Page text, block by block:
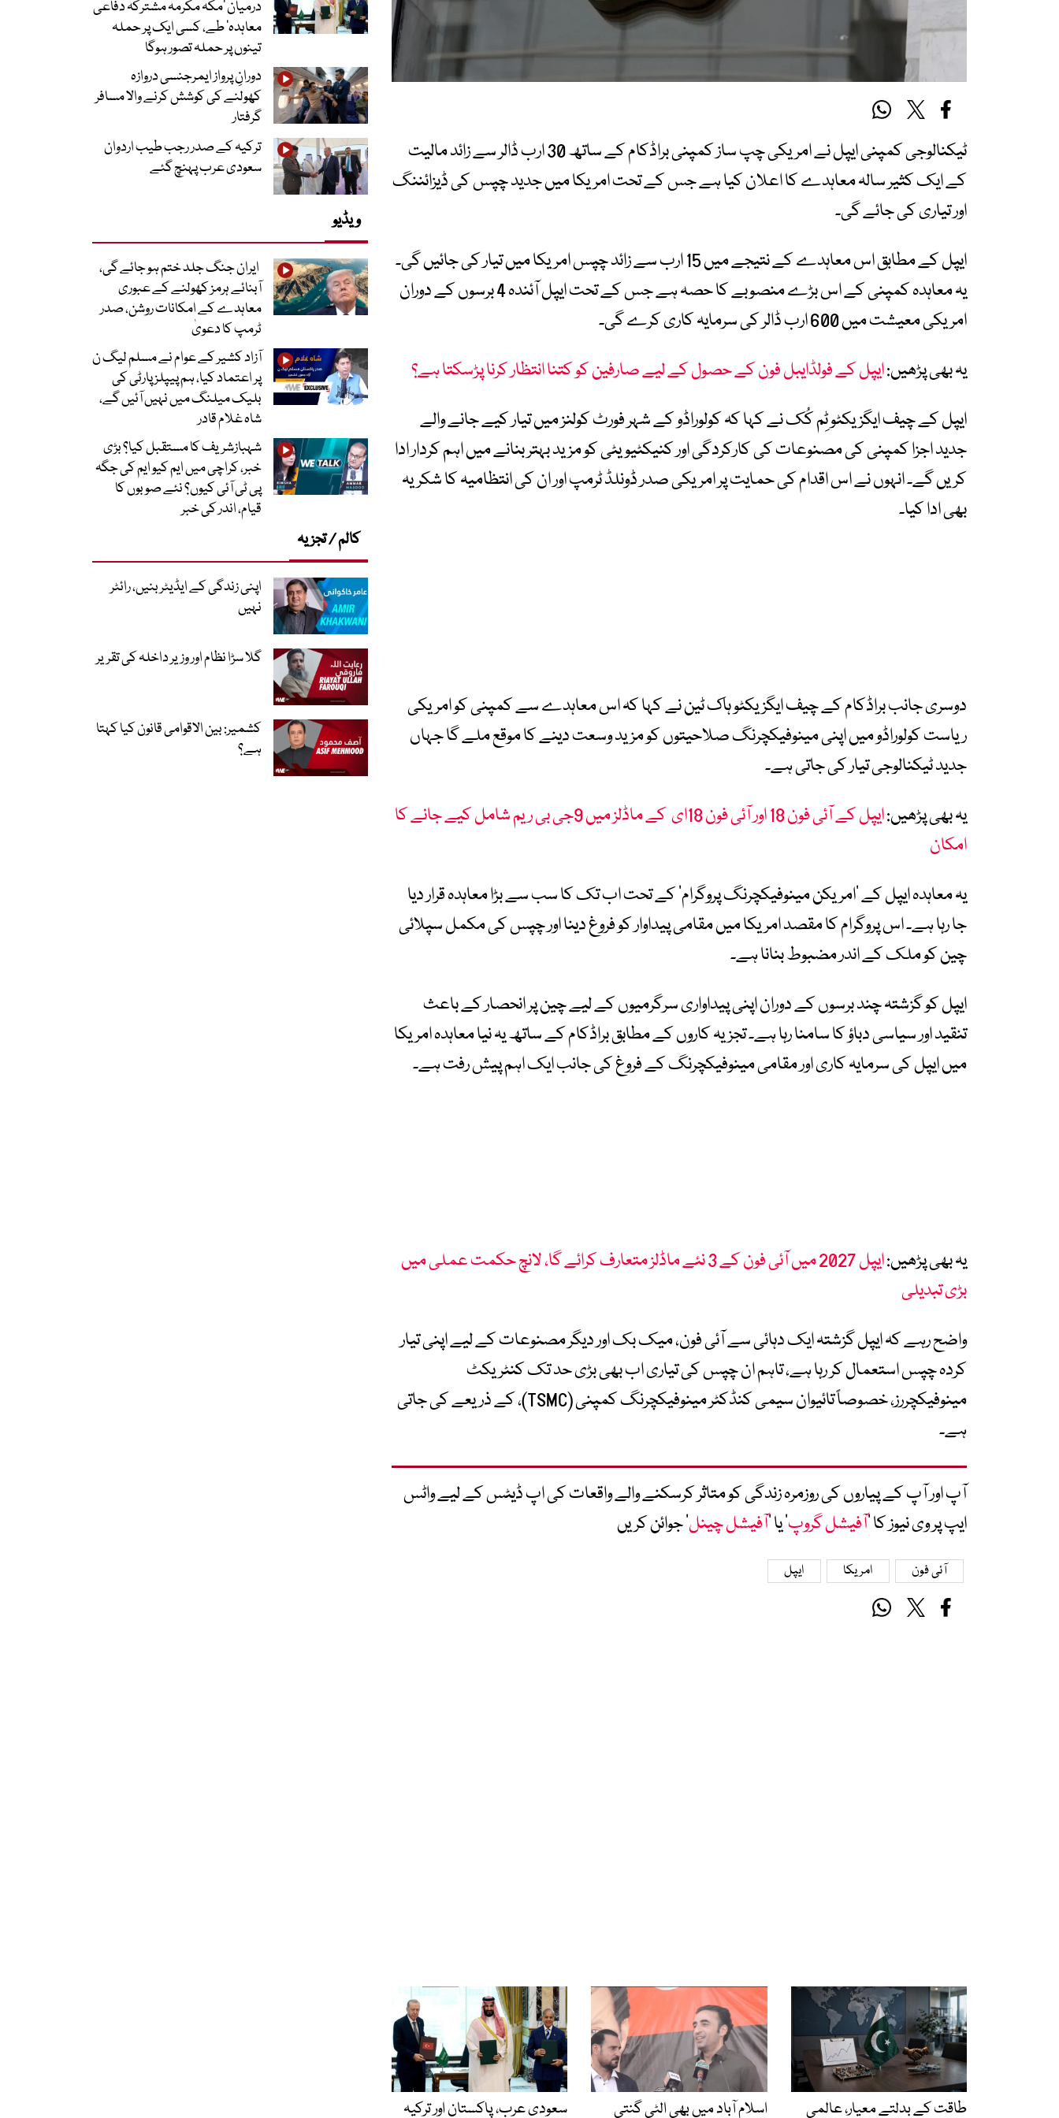
ٹیکنالوجی کمپنی ایپل نے امریکی چپ ساز کمپنی براڈکام کے ساتھ 30 ارب ڈالر سے زائد مالیت
کے ایک کثیر سالہ معاہدے کا اعلان کیا ہے جس کے تحت امریکا میں جدید چپس کی ڈیزائننگ
اور تیاری کی جائے گی۔
ایپل کے مطابق اس معاہدے کے نتیجے میں 15 ارب سے زائد چپس امریکا میں تیار کی جائیں گی۔
یہ معاہدہ کمپنی کے اس بڑے منصوبے کا حصہ ہے جس کے تحت ایپل آئندہ 4 برسوں کے دوران
امریکی معیشت میں 600 ارب ڈالر کی سرمایہ کاری کرے گی۔
یہ بھی پڑھیں:ایپل کے فولڈایبل فون کے حصول کے لیے صارفین کو کتنا انتظار کرنا پڑسکتا ہے؟
ایپل کے چیف ایگزیکٹو ٹِم کُک نے کہا کہ کولوراڈو کے شہر فورٹ کولنز میں تیار کیے جانے والے
جدید اجزا کمپنی کی مصنوعات کی کارکردگی اور کنیکٹیویٹی کو مزید بہتر بنانے میں اہم کردار ادا
کریں گے۔ انہوں نے اس اقدام کی حمایت پر امریکی صدر ڈونلڈ ٹرمپ اور ان کی انتظامیہ کا شکریہ
بھی ادا کیا۔
دوسری جانب براڈکام کے چیف ایگزیکٹو ہاک ٹین نے کہا کہ اس معاہدے سے کمپنی کو امریکی
ریاست کولوراڈو میں اپنی مینوفیکچرنگ صلاحیتوں کو مزید وسعت دینے کا موقع ملے گا جہاں
جدید ٹیکنالوجی تیار کی جاتی ہے۔
یہ بھی پڑھیں:
ایپل کے آئی فون 18 اور آئی فون 18ای کے ماڈلز میں 9جی بی ریم شامل کیے جانے کا
امکان
یہ معاہدہ ایپل کے ’امریکن مینوفیکچرنگ پروگرام‘ کے تحت اب تک کا سب سے بڑا معاہدہ قرار دیا
جا رہا ہے۔ اس پروگرام کا مقصد امریکا میں مقامی پیداوار کو فروغ دینا اور چپس کی مکمل سپلائی
چین کو ملک کے اندر مضبوط بنانا ہے۔
ایپل کو گزشتہ چند برسوں کے دوران اپنی پیداواری سرگرمیوں کے لیے چین پر انحصار کے باعث
تنقید اور سیاسی دباؤ کا سامنا رہا ہے۔ تجزیہ کاروں کے مطابق براڈکام کے ساتھ یہ نیا معاہدہ امریکا
میں ایپل کی سرمایہ کاری اور مقامی مینوفیکچرنگ کے فروغ کی جانب ایک اہم پیش رفت ہے۔
یہ بھی پڑھیں:
ایپل 2027 میں آئی فون کے 3 نئے ماڈلز متعارف کرائے گا، لانچ حکمت عملی میں
بڑی تبدیلی
واضح رہے کہ ایپل گزشتہ ایک دہائی سے آئی فون، میک بک اور دیگر مصنوعات کے لیے اپنی تیار
کردہ چپس استعمال کر رہا ہے، تاہم ان چپس کی تیاری اب بھی بڑی حد تک کنٹریکٹ
مینوفیکچررز، خصوصاً تائیوان سیمی کنڈکٹر مینوفیکچرنگ کمپنی (TSMC)، کے ذریعے کی جاتی
ہے۔
آپ اور آپ کے پیاروں کی روزمرہ زندگی کو متاثر کرسکنے والے واقعات کی اپ ڈیٹس کے لیے واٹس
ایپ پر وی نیوز کا ’آفیشل گروپ‘ یا ’آفیشل چینل‘ جوائن کریں
آئی فون امریکا ایپل
طاقت کے بدلتے معیار، عالمی اسلام آباد میں بھی الٹی گنتی سعودی عرب، پاکستان اور ترکیہ
درمیان ’مکہ مکرمہ مشترکہ دفاعی
معاہدہ‘ طے، کسی ایک پر حملہ
تینوں پر حملہ تصور ہوگا
دورانِ پرواز ایمرجنسی دروازہ
کھولنے کی کوشش کرنے والا مسافر
گرفتار
ترکیہ کے صدر رجب طیب اردوان
سعودی عرب پہنچ گئے
ویڈیو
ایران جنگ جلد ختم ہو جائے گی،
آبنائے ہرمز کھولنے کے عبوری
معاہدے کے امکانات روشن، صدر
ٹرمپ کا دعویٰ
آزاد کشیر کے عوام نے مسلم لیگ ن
پر اعتماد کیا، ہم پیپلز پارٹی کی
بلیک میلنگ میں نہیں آئیں گے،
شاہ غلام قادر
شہبازشریف کا مستقبل کیا؟ بڑی
خبر، کراچی میں ایم کیو ایم کی جگہ
پی ٹی آئی کیوں؟ نئے صوبوں کا
قیام، اندر کی خبر
کالم / تجزیہ
اپنی زندگی کے ایڈیٹر بنیں، رائٹر
نہیں
گلا سڑا نظام اور وزیر داخلہ کی تقریر
کشمیر: بین الاقوامی قانون کیا کہتا
ہے؟